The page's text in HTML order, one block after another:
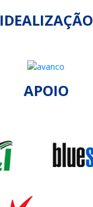
IDEALIZAÇÃO
APOIO